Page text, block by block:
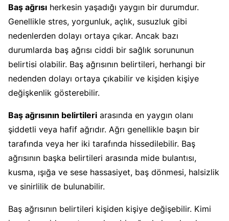
Baş ağrısı herkesin yaşadığı yaygın bir durumdur.
Genellikle stres, yorgunluk, açlık, susuzluk gibi
nedenlerden dolayı ortaya çıkar. Ancak bazı
durumlarda baş ağrısı ciddi bir sağlık sorununun
belirtisi olabilir. Baş ağrısının belirtileri, herhangi bir
nedenden dolayı ortaya çıkabilir ve kişiden kişiye
değişkenlik gösterebilir.
Baş ağrısının belirtileri arasında en yaygın olanı
şiddetli veya hafif ağrıdır. Ağrı genellikle başın bir
tarafında veya her iki tarafında hissedilebilir. Baş
ağrısının başka belirtileri arasında mide bulantısı,
kusma, ışığa ve sese hassasiyet, baş dönmesi, halsizlik
ve sinirlilik de bulunabilir.
Baş ağrısının belirtileri kişiden kişiye değişebilir. Kimi